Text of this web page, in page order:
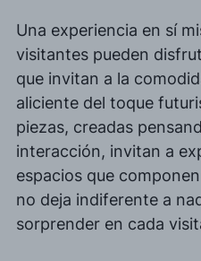
Una experiencia en sí
visitantes pueden
que invitan a la
aliciente del toque
piezas, creadas
interacción, invitan a
espacios que
no deja indiferente a
sorprender en cada